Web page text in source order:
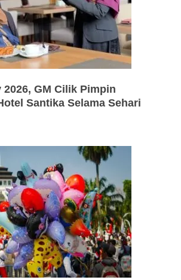
2026, GM Cilik Pimpin
Santika Selama Sehari